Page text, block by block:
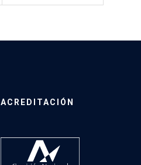
ACREDITACIÓN